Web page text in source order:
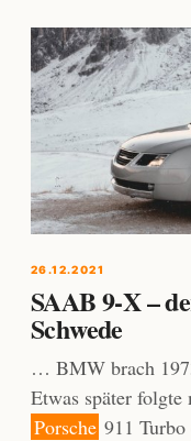
26.12.2021
SAAB 9-X –
Schwede
… BMW brach
Etwas später folgte
Porsche 911 Turbo